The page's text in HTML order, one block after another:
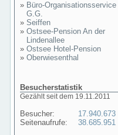
» Büro-Organisationsservice
G.G.
» Seiffen
» Ostsee-Pension An der
Lindenallee
» Ostsee Hotel-Pension
» Oberwiesenthal
Besucherstatistik
Gezählt seit dem 19.11.2011
Besucher:
Seitenaufrufe:
17.940.673
38.685.951